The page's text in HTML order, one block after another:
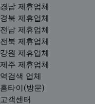
경남 제휴업체
경북 제휴업체
전남 제휴업체
전북 제휴업체
강원 제휴업체
제주 제휴업체
역검색 업체
홈타이(방문)
고객센터